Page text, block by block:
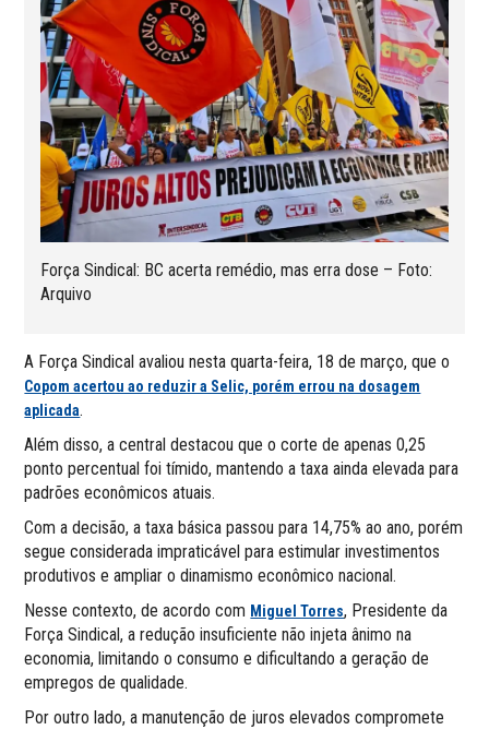
Força Sindical: BC acerta remédio, mas erra dose – Foto:
Arquivo
A Força Sindical avaliou nesta quarta-feira, 18 de março, que o
Copom acertou ao reduzir a Selic, porém errou na dosagem
aplicada.
Além disso, a central destacou que o corte de apenas 0,25
ponto percentual foi tímido, mantendo a taxa ainda elevada para
padrões econômicos atuais.
Com a decisão, a taxa básica passou para 14,75% ao ano, porém
segue considerada impraticável para estimular investimentos
produtivos e ampliar o dinamismo econômico nacional.
Nesse contexto, de acordo com Miguel Torres, Presidente da
Força Sindical, a redução insuficiente não injeta ânimo na
economia, limitando o consumo e dificultando a geração de
empregos de qualidade.
Por outro lado, a manutenção de juros elevados compromete